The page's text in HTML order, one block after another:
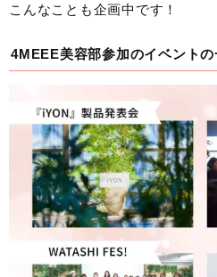
こんなことも企画中です！
4MEEE美容部参加のイベントの